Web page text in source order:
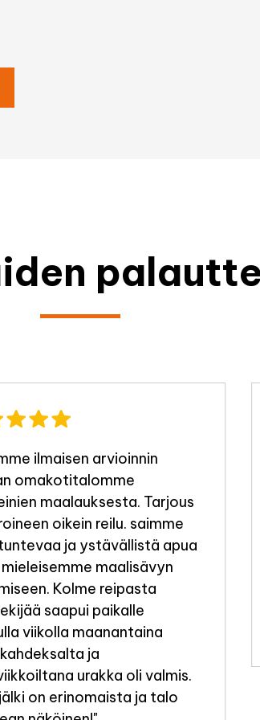
ilmaisen arvioinnin
omakotitalomme
maalauksesta. Tarjous
oikein reilu. saimme
ja ystävällistä apua
maalisävyn
Kolme reipasta
saapui paikalle
viikolla maanantaina
ja
urakka oli valmis.
on erinomaista ja talo